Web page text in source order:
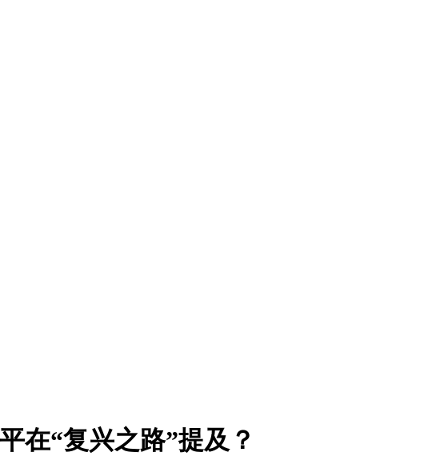
在“复兴之路”提及？